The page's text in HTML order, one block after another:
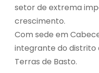
setor de extrema
crescimento.
Com sede em
integrante do distrito
Terras de Basto.